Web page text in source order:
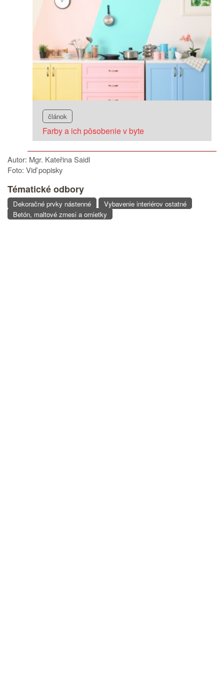
článok
Farby a ich pôsobenie v byte
Autor: Mgr. Kateřina Saidl
Foto: Viď popisky
Tématické odbory
Dekoračné prvky nástenné
Vybavenie interiérov ostatné
Betón, maltové zmesi a omietky